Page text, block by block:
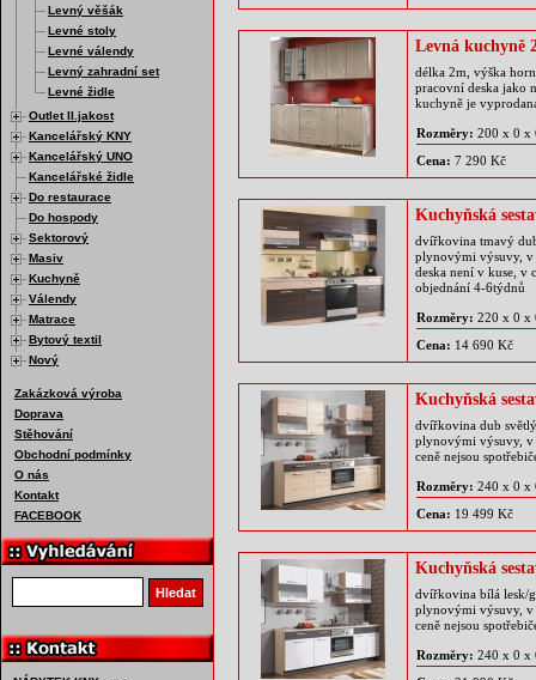
Levný věšák
Levné stoly
Levné válendy
Levný zahradní set
Levné židle
Outlet II.jakost
Kancelářský KNY
Kancelářský UNO
Kancelářské židle
Do restaurace
Do hospody
Sektorový
Masiv
Kuchyně
Válendy
Matrace
Bytový textil
Nový
Zakázková výroba
Doprava
Stěhování
Obchodní podmínky
O nás
Kontakt
FACEBOOK
Hledat
Levná kuchyně
délka 2m, výška
pracovní deska jako
kuchyně je
Rozměry: 200 x 0 x
Cena: 7 290 Kč
Kuchyňská
dvířkovina tmavý
plynovými výsuvy, v
deska není v kuse, v
objednání 4-6týdnů
Rozměry: 220 x 0 x
Cena: 14 690 Kč
Kuchyňská
dvířkovina dub
plynovými výsuvy, v
ceně nejsou
Rozměry: 240 x 0 x
Cena: 19 499 Kč
Kuchyňská
dvířkovina bílá lesk/
plynovými výsuvy, v
ceně nejsou
Rozměry: 240 x 0 x